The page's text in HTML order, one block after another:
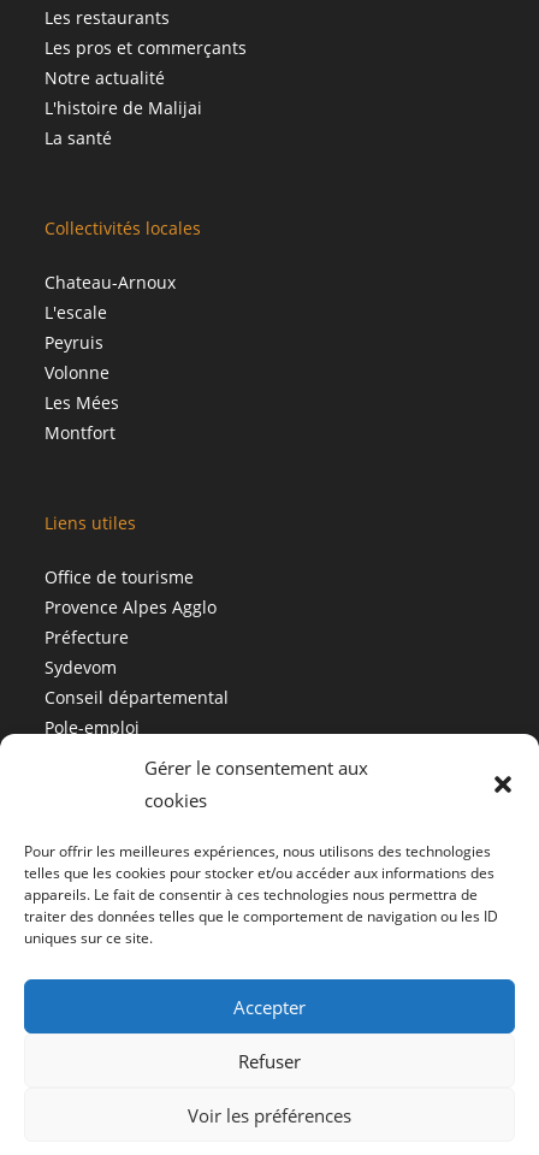
Gérer le consentement aux
cookies
Pour offrir les meilleures expériences, nous utilisons des technologies
telles que les cookies pour stocker et/ou accéder aux informations des
appareils. Le fait de consentir à ces technologies nous permettra de
traiter des données telles que le comportement de navigation ou les ID
uniques sur ce site.
Accepter
Refuser
Voir les préférences
Les restaurants
Les pros et commerçants
Notre actualité
L'histoire de Malijai
La santé
Collectivités locales
Chateau-Arnoux
L'escale
Peyruis
Volonne
Les Mées
Montfort
Liens utiles
Office de tourisme
Provence Alpes Agglo
Préfecture
Sydevom
Conseil départemental
Pole-emploi
04 92 34 01 12
accueil@malijai.fr
Politique de confidentialité